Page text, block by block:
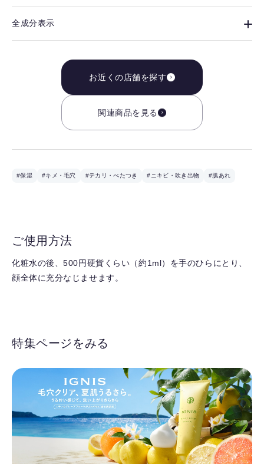
全成分表示
お近くの店舗を探す
関連商品を見る
#保湿 #キメ・毛穴 #テカリ・べたつき #ニキビ・吹き出物 #肌あれ
ご使用方法
化粧水の後、500円硬貨くらい（約1ml）を手のひらにとり、
顔全体に充分なじませます。
特集ページをみる